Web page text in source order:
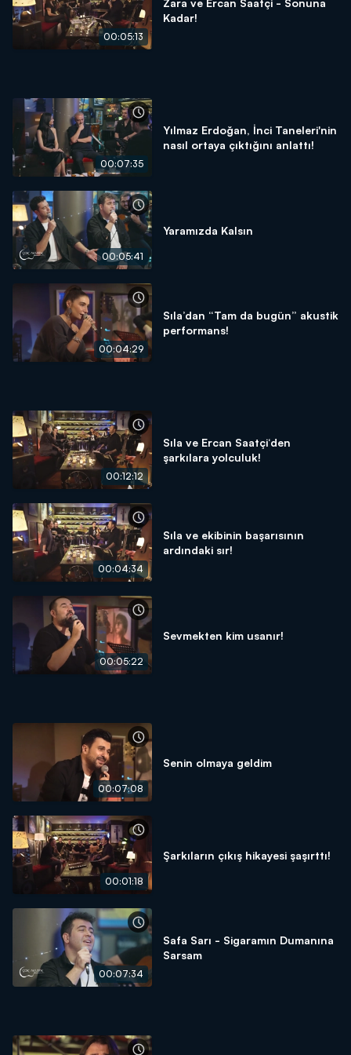
00:05:13
Zara ve Ercan Saatçi - Sonuna
Kadar!
00:07:35
Yılmaz Erdoğan, İnci Taneleri'nin
nasıl ortaya çıktığını anlattı!
00:05:41
Yaramızda Kalsın
00:04:29
Sıla’dan “Tam da bugün” akustik
performans!
00:12:12
Sıla ve Ercan Saatçi‘den
şarkılara yolculuk!
00:04:34
Sıla ve ekibinin başarısının
ardındaki sır!
00:05:22
Sevmekten kim usanır!
00:07:08
Senin olmaya geldim
00:01:18
Şarkıların çıkış hikayesi şaşırttı!
00:07:34
Safa Sarı - Sigaramın Dumanına
Sarsam